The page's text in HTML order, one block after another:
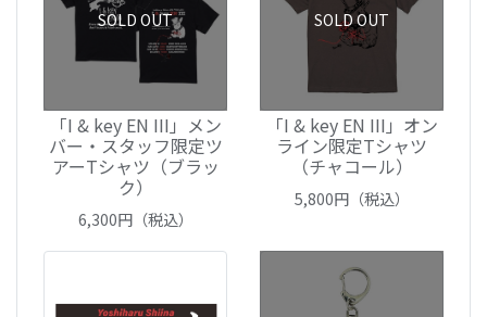
SOLD OUT
「I & key EN III」メン
バー・スタッフ限定ツ
アーTシャツ（ブラッ
ク）
6,300円（税込）
SOLD OUT
「I & key EN III」オン
ライン限定Tシャツ
（チャコール）
5,800円（税込）